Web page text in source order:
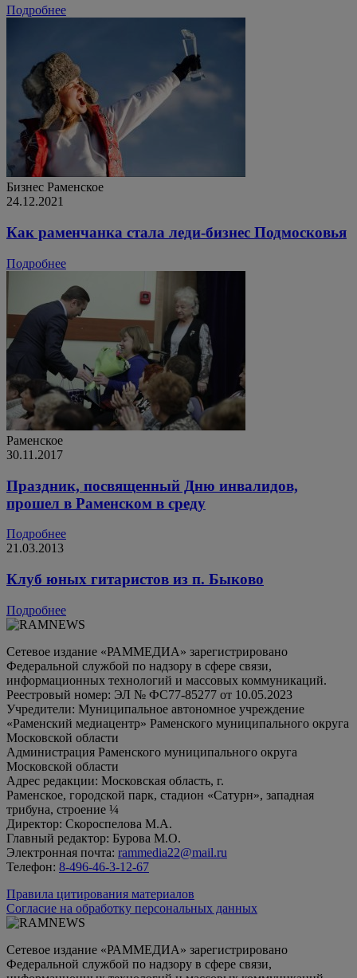
Подробнее
Бизнес Раменское
24.12.2021
Как раменчанка стала леди-бизнес Подмосковья
Подробнее
Раменское
30.11.2017
Праздник, посвященный Дню инвалидов,
прошел в Раменском в среду
Подробнее
21.03.2013
Клуб юных гитаристов из п. Быково
Подробнее
Сетевое издание «РАММЕДИА» зарегистрировано
Федеральной службой по надзору в сфере связи,
информационных технологий и массовых коммуникаций.
Реестровый номер: ЭЛ № ФС77-85277 от 10.05.2023
Учредители: Муниципальное автономное учреждение
«Раменский медиацентр» Раменского муниципального округа
Московской области
Администрация Раменского муниципального округа
Московской области
Адрес редакции: Московская область, г.
Раменское, городской парк, стадион «Сатурн», западная
трибуна, строение ¼
Директор: Скороспелова М.А.
Главный редактор: Бурова М.О.
Электронная почта: rammedia22@mail.ru
Телефон: 8-496-46-3-12-67
Правила цитирования материалов
Согласие на обработку персональных данных
Сетевое издание «РАММЕДИА» зарегистрировано
Федеральной службой по надзору в сфере связи,